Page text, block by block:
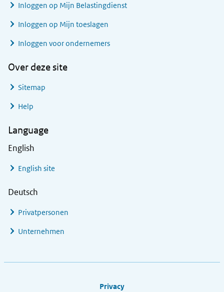
Inloggen op Mijn Belastingdienst
Inloggen op Mijn toeslagen
Inloggen voor ondernemers
Over deze site
Sitemap
Help
Language
English
English site
Deutsch
Privatpersonen
Unternehmen
Privacy